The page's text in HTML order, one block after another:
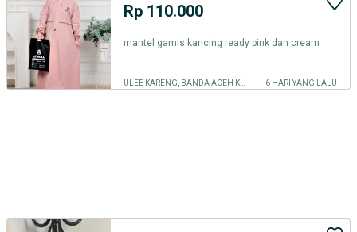
Rp 110.000
mantel gamis kancing ready pink dan cream
6 HARI YANG LALU